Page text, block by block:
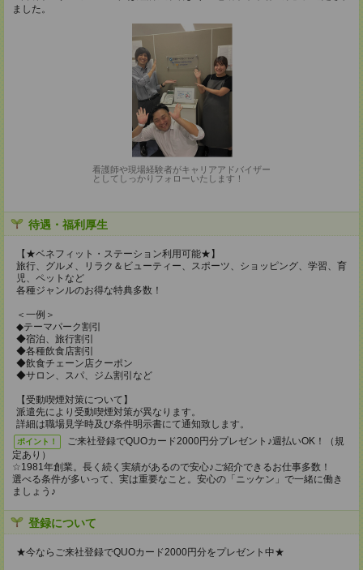
ました。
看護師や現場経験者がキャリアアドバイザー
としてしっかりフォローいたします！
待遇・福利厚生
【★ベネフィット・ステーション利用可能★】
旅行、グルメ、リラク＆ビューティー、スポーツ、ショッピング、学習、育
児、ペットなど
各種ジャンルのお得な特典多数！
＜一例＞
◆テーマパーク割引
◆宿泊、旅行割引
◆各種飲食店割引
◆飲食チェーン店クーポン
◆サロン、スパ、ジム割引など
【受動喫煙対策について】
派遣先により受動喫煙対策が異なります。
詳細は職場見学時及び条件明示書にて通知致します。
ポイント！
ご来社登録でQUOカード2000円分プレゼント♪週払いOK！（規
定あり）
☆1981年創業。長く続く実績があるので安心♪ご紹介できるお仕事多数！
選べる条件が多いって、実は重要なこと。安心の「ニッケン」で一緒に働き
ましょう♪
登録について
★今ならご来社登録でQUOカード2000円分をプレゼント中★